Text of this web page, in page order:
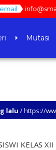
email
Mutasi
KELAS